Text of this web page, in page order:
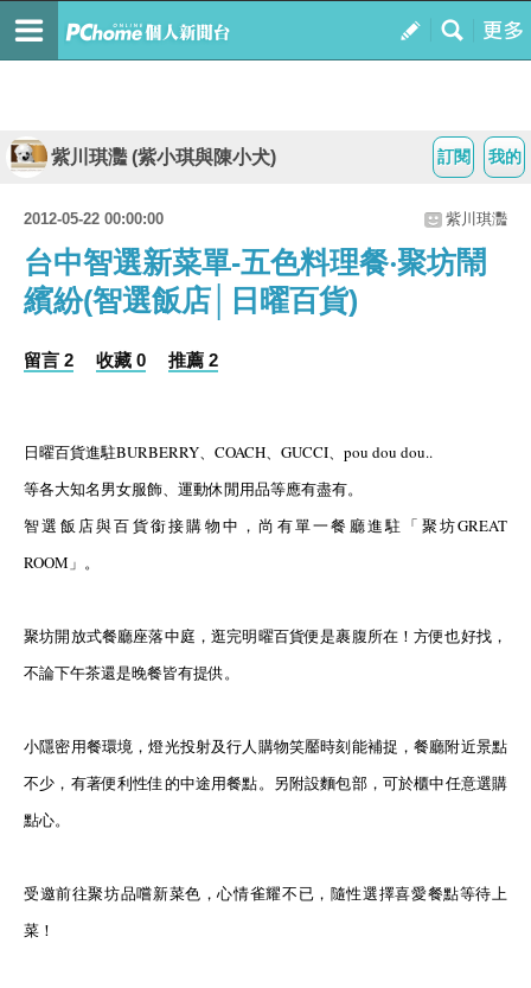
我的
訂閱
紫川琪灩 (紫小琪與陳小犬)
2012-05-22 00:00:00 紫川琪灩
台中智選新菜單-五色料理餐‧聚坊鬧
繽紛(智選飯店│日曜百貨)
留言 2 收藏 0 推薦 2
日曜百貨進駐BURBERRY、COACH、GUCCI、pou dou dou..
等各大知名男女服飾、運動休閒用品等應有盡有。
智選飯店與百貨銜接購物中，尚有單一餐廳進駐「聚坊GREAT
ROOM」。
聚坊開放式餐廳座落中庭，逛完明曜百貨便是裹腹所在！方便也好找，
不論下午茶還是晚餐皆有提供。
小隱密用餐環境，燈光投射及行人購物笑靨時刻能補捉，餐廳附近景點
不少，有著便利性佳的中途用餐點。
另附設麵包部，可於櫃中任意選購
點心。
受邀前往聚坊品嚐新菜色，心情雀耀不已，隨性選擇喜愛餐點等待上
菜！